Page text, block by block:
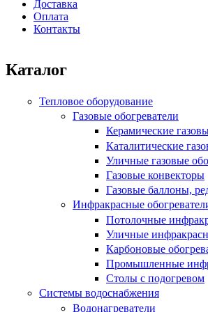
Доставка
Оплата
Контакты
Каталог
Тепловое оборудование
Газовые обогреватели
Керамические
Каталитические
Уличные газовые
Газовые конвекторы
Газовые баллоны,
Инфракрасные
Потолочные
Уличные
Карбоновые
Промышленные
Столы с подогревом
Системы водоснабжения
Водонагреватели